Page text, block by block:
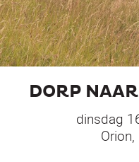
DORP
dinsdag